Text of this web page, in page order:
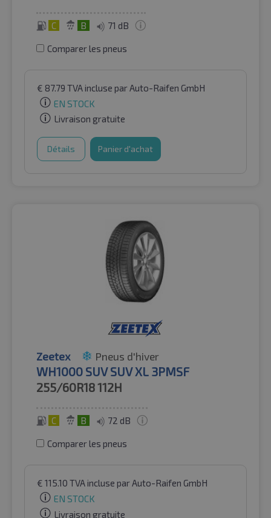
C B 71 dB
Comparer les pneus
€ 87.79 TVA incluse par Auto-Raifen GmbH
EN STOCK
Livraison gratuite
Détails Panier d'achat
Zeetex Pneus d'hiver
WH1000 SUV SUV XL 3PMSF
255/60R18112H
C B 72 dB
Comparer les pneus
€ 115.10 TVA incluse par Auto-Raifen GmbH
EN STOCK
Livraison gratuite